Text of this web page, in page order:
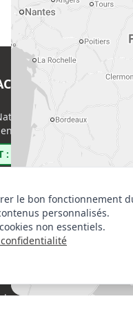
le bon fonctionnement
personnalisés.
non essentiels.
de l’Expertise (CNE)
Regnault, 75014 Paris
: 0800 00 80 89